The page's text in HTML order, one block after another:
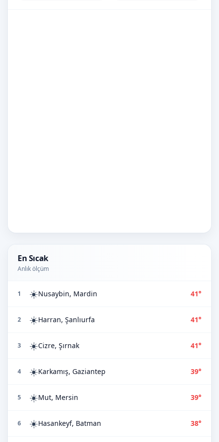
En Sıcak
Anlık ölçüm
1 ☀️Nusaybin, Mardin 41°
2 ☀️Harran, Şanlıurfa 41°
3 ☀️Cizre, Şırnak 41°
4 ☀️Karkamış, Gaziantep 39°
5 ☀️Mut, Mersin 39°
6 ☀️Hasankeyf, Batman 38°